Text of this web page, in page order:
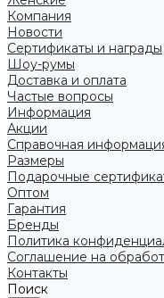
Компания
Новости
Сертификаты и награды
Шоу-румы
Доставка и оплата
Частые вопросы
Информация
Акции
Справочная
Размеры
Подарочные
Оптом
Гарантия
Бренды
Политика
Соглашение на
Контакты
Поиск